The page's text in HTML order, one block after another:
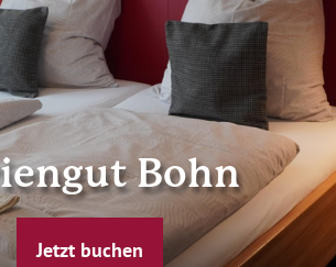
Bohn
Jetzt buchen